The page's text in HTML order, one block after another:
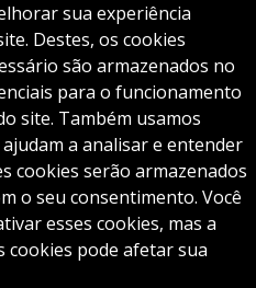
sua experiência
Destes, os cookies
são armazenados no
para o funcionamento
site. Também usamos
a analisar e entender
cookies serão armazenados
o seu consentimento. Você
esses cookies, mas a
cookies pode afetar sua